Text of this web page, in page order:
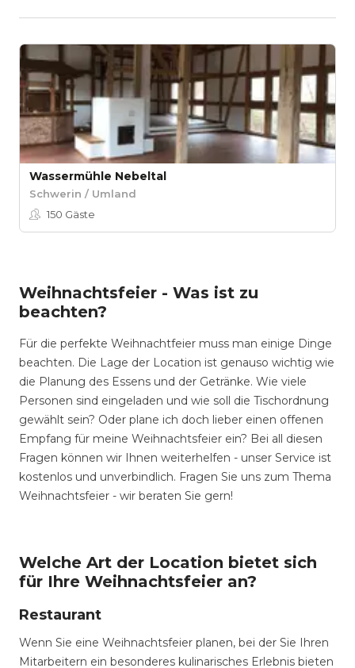
Wassermühle Nebeltal
Schwerin / Umland
150 Gäste
Weihnachtsfeier - Was ist zu
beachten?
Für die perfekte Weihnachtfeier muss man einige Dinge
beachten. Die Lage der Location ist genauso wichtig wie
die Planung des Essens und der Getränke. Wie viele
Personen sind eingeladen und wie soll die Tischordnung
gewählt sein? Oder plane ich doch lieber einen offenen
Empfang für meine Weihnachtsfeier ein? Bei all diesen
Fragen können wir Ihnen weiterhelfen - unser Service ist
kostenlos und unverbindlich. Fragen Sie uns zum Thema
Weihnachtsfeier - wir beraten Sie gern!
Welche Art der Location bietet sich
für Ihre Weihnachtsfeier an?
Restaurant
Wenn Sie eine Weihnachtsfeier planen, bei der Sie Ihren
Mitarbeitern ein besonderes kulinarisches Erlebnis bieten